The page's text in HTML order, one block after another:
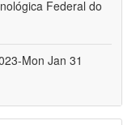
Federal do
Mon Jan 31